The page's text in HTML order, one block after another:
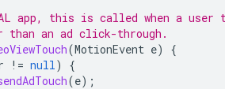
app, this is called when a user
than an ad click-through.
(MotionEvent e)
{
!= null)
{
(e);